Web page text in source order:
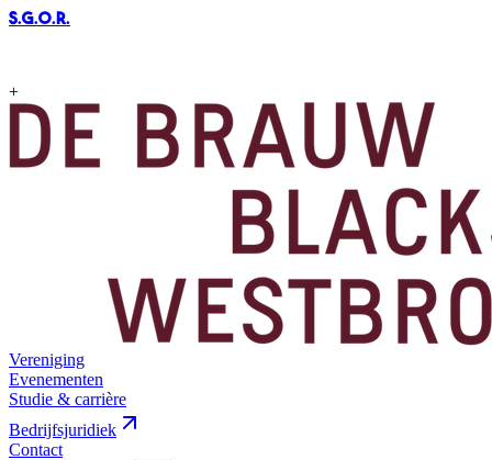
S.G.O.R.
+
Vereniging
Evenementen
Studie & carrière
Bedrijfsjuridiek
Contact